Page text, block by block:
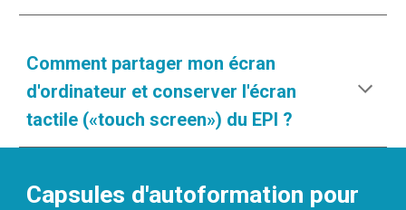
Comment partager mon écran
d'ordinateur et conserver l'écran
tactile («touch screen») du EPI ?
Capsules d'autoformation pour